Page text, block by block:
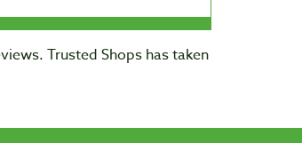
Trusted Shops has taken